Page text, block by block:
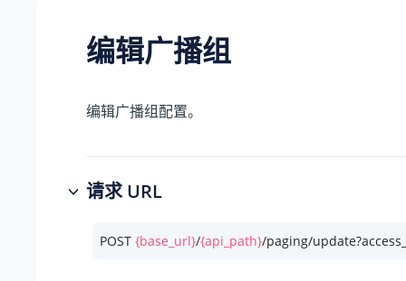
编辑广播组
编辑广播组配置。
请求 URL
POST {base_url}/{api_path}/paging/